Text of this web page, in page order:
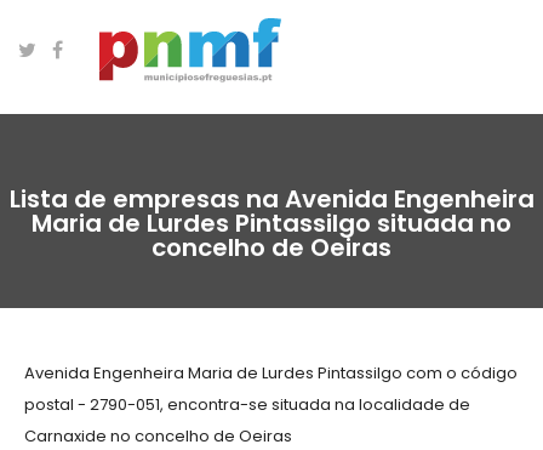
Lista de empresas na Avenida Engenheira
Maria de Lurdes Pintassilgo situada no
concelho de Oeiras
Avenida Engenheira Maria de Lurdes Pintassilgo com o código
postal - 2790-051, encontra-se situada na localidade de
Carnaxide no concelho de Oeiras